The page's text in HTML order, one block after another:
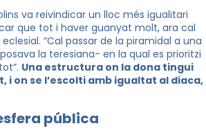
va reivindicar un lloc més igualitari
que tot i haver guanyat molt, ara cal
“Cal passar de la piramidal a una
la teresiana- en la qual es prioritzi
Una estructura on la dona tingui
i on se l’escolti amb igualtat al diaca,
pública